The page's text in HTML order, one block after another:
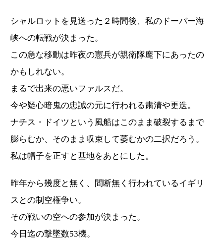
シャルロットを見送った２時間後、私のドーバー海
峡への転戦が決まった。
この急な移動は昨夜の憲兵が親衛隊麾下にあったの
かもしれない。
まるで出来の悪いファルスだ。
今や疑心暗鬼の忠誠の元に行われる粛清や更迭。
ナチス・ドイツという風船はこのまま破裂するまで
膨らむか、そのまま収束して萎むかの二択だろう。
私は帽子を正すと基地をあとにした。
昨年から幾度と無く、間断無く行われているイギリ
スとの制空権争い。
その戦いの空への参加が決まった。
今日迄の撃墜数53機。